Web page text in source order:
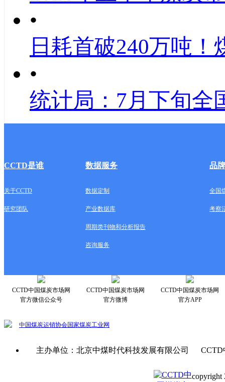
•
日耗首破240万吨！
•
统计局：7月下旬全
CCTD是谁 数据服务 品
关于CCTD 数据定制 全国
研究团队 产业数据库 考察
周期类刊物和分析报告
咨询服务
CCTD中国煤炭市场网
官方微信公众号
CCTD中国煤炭市场网
官方微博
CCTD中国煤炭市场网
官方APP
中国煤炭运销协会国家煤炭工业网
主办单位：北京中煤时代科技发展有限公司
copyright